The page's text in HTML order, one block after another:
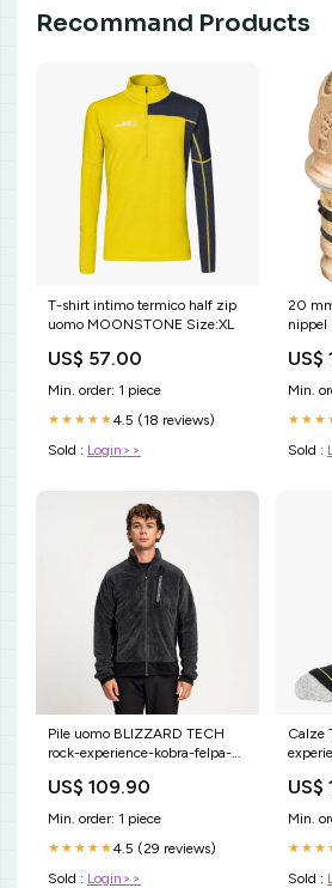
Recommand Products
T-shirt intimo termico half zip
uomo MOONSTONE Size:XL
US$ 57.00
Min. order: 1 piece
★★★★★4.5 (18 reviews)
Sold : Login>>
20
nippel
US$
Min.
Sold :
Pile uomo BLIZZARD TECH
rock-experience-kobra-felpa-
386592-it
US$ 109.90
Min. order: 1 piece
★★★★★4.5 (29 reviews)
Sold : Login>>
Calze
US$
Min.
Sold :